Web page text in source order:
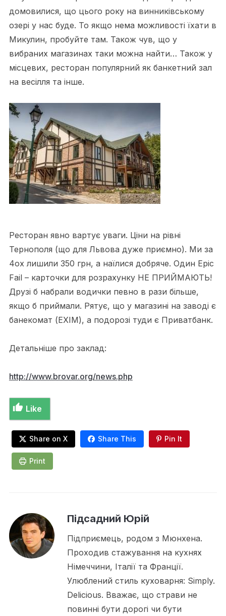
домовилися, що цього року на винниківському
озері у нас буде. То якщо нема можливості їхати в
Микулин, пробуйте там. Також чув, що у
вибраних магазинах таки можна найти… Також у
місцевих, ресторан популярний як банкетний зал
на весілля та інше.
Ресторан явно вартує уваги. Ціни на рівні
Тернополя (що для Львова дуже приємно). Ми за
4ох лишили 350 грн, а наїлися добряче. Один Epic
Fail – карточки для розрахунку НЕ ПРИЙМАЮТЬ!
Друзі б набрали водички певно в рази більше,
якщо б приймали. Рятує, що у магазині на заводі є
банекомат (EXIM), а подорозі туди є Приватбанк.
Детальніше про заклад:
http://www.brovar.org/news.php
Like
Share on X Share This Pin It
Print
Підсадний Юрій
Підприємець, родом з Мюнхена.
Проходив стажування на кухнях
Німеччини, Італії та Франції.
Улюблений стиль куховарня: Simply.
Delicious. Вважає, що страви не
повинні бути дорогі чи бути